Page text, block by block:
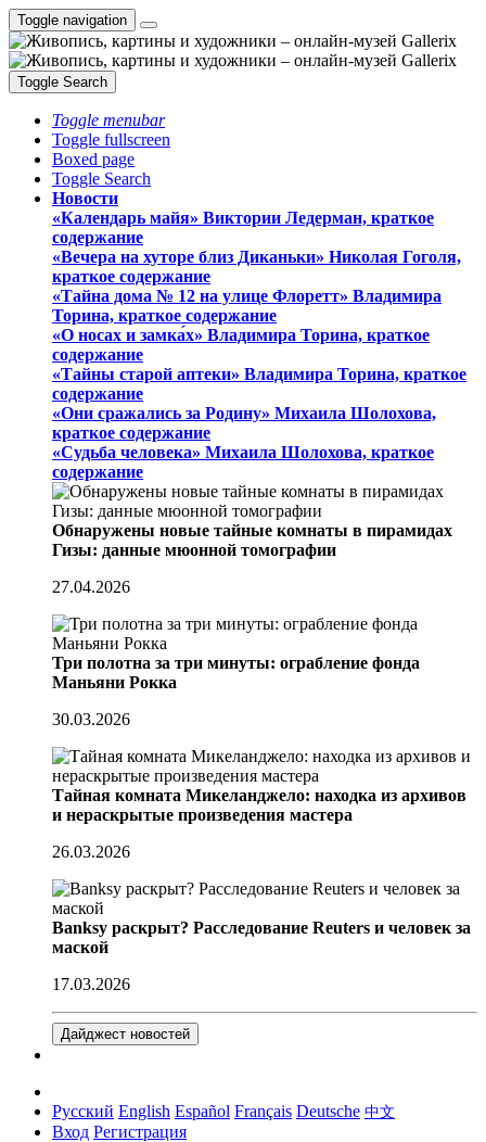
Toggle navigation
Toggle Search
Toggle menubar
Toggle fullscreen
Boxed page
Toggle Search
Новости
«Календарь майя» Виктории Ледерман, краткое
содержание
«Вечера на хуторе близ Диканьки» Николая Гоголя,
краткое содержание
«Тайна дома № 12 на улице Флоретт» Владимира
Торина, краткое содержание
«О носах и замка́х» Владимира Торина, краткое
содержание
«Тайны старой аптеки» Владимира Торина, краткое
содержание
«Они сражались за Родину» Михаила Шолохова,
краткое содержание
«Судьба человека» Михаила Шолохова, краткое
содержание
Обнаружены новые тайные комнаты в пирамидах
Гизы: данные мюонной томографии
27.04.2026
Три полотна за три минуты: ограбление фонда
Маньяни Рокка
30.03.2026
Тайная комната Микеланджело: находка из архивов
и нераскрытые произведения мастера
26.03.2026
Banksy раскрыт? Расследование Reuters и человек за
маской
17.03.2026
Дайджест новостей
Русский English Español Français Deutsche 中文
Вход Регистрация